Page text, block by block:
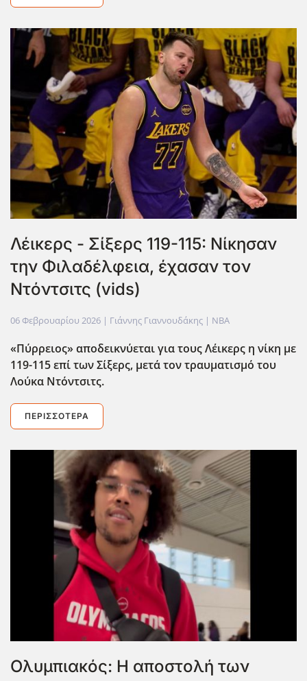
Λέικερς - Σίξερς 119-115: Νίκησαν
την Φιλαδέλφεια, έχασαν τον
Ντόντσιτς (vids)
06 Φεβρουαρίου 2026 | Γιάννης Γιαννουδάκης | NBA
«Πύρρειος» αποδεικνύεται για τους Λέικερς η νίκη με
119-115 επί των Σίξερς, μετά τον τραυματισμό του
Λούκα Ντόντσιτς.
ΠΕΡΙΣΣΌΤΕΡΑ
Ολυμπιακός: Η αποστολή των